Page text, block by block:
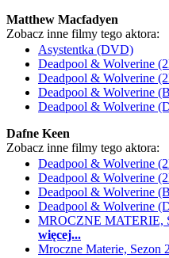
Matthew Macfadyen
Zobacz inne filmy tego aktora:
Asystentka (DVD)
Deadpool & Wolverine
Deadpool & Wolverine
Deadpool & Wolverine
Deadpool & Wolverine
Dafne Keen
Zobacz inne filmy tego aktora:
Deadpool & Wolverine
Deadpool & Wolverine
Deadpool & Wolverine
Deadpool & Wolverine
MROCZNE MATERIE,
więcej...
Mroczne Materie, Sezon